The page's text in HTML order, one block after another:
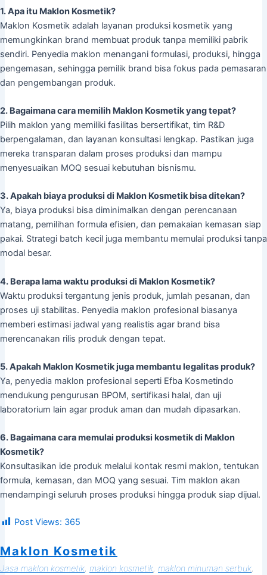
1. Apa itu Maklon Kosmetik?
Maklon Kosmetik adalah layanan produksi kosmetik yang
memungkinkan brand membuat produk tanpa memiliki pabrik
sendiri. Penyedia maklon menangani formulasi, produksi, hingga
pengemasan, sehingga pemilik brand bisa fokus pada pemasaran
dan pengembangan produk.
2. Bagaimana cara memilih Maklon Kosmetik yang tepat?
Pilih maklon yang memiliki fasilitas bersertifikat, tim R&D
berpengalaman, dan layanan konsultasi lengkap. Pastikan juga
mereka transparan dalam proses produksi dan mampu
menyesuaikan MOQ sesuai kebutuhan bisnismu.
3. Apakah biaya produksi di Maklon Kosmetik bisa ditekan?
Ya, biaya produksi bisa diminimalkan dengan perencanaan
matang, pemilihan formula efisien, dan pemakaian kemasan siap
pakai. Strategi batch kecil juga membantu memulai produksi tanpa
modal besar.
4. Berapa lama waktu produksi di Maklon Kosmetik?
Waktu produksi tergantung jenis produk, jumlah pesanan, dan
proses uji stabilitas. Penyedia maklon profesional biasanya
memberi estimasi jadwal yang realistis agar brand bisa
merencanakan rilis produk dengan tepat.
5. Apakah Maklon Kosmetik juga membantu legalitas produk?
Ya, penyedia maklon profesional seperti Efba Kosmetindo
mendukung pengurusan BPOM, sertifikasi halal, dan uji
laboratorium lain agar produk aman dan mudah dipasarkan.
6. Bagaimana cara memulai produksi kosmetik di Maklon
Kosmetik?
Konsultasikan ide produk melalui kontak resmi maklon, tentukan
formula, kemasan, dan MOQ yang sesuai. Tim maklon akan
mendampingi seluruh proses produksi hingga produk siap dijual.
Post Views: 365
Maklon Kosmetik
Jasa maklon kosmetik, maklon kosmetik, maklon minuman serbuk